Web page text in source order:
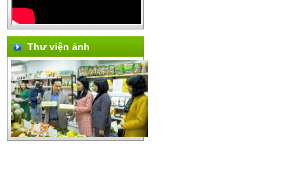
Thư viện ảnh